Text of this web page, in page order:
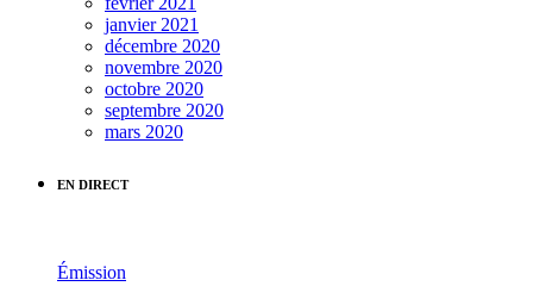
janvier 2021
décembre 2020
novembre 2020
octobre 2020
septembre 2020
mars 2020
EN DIRECT
Émission